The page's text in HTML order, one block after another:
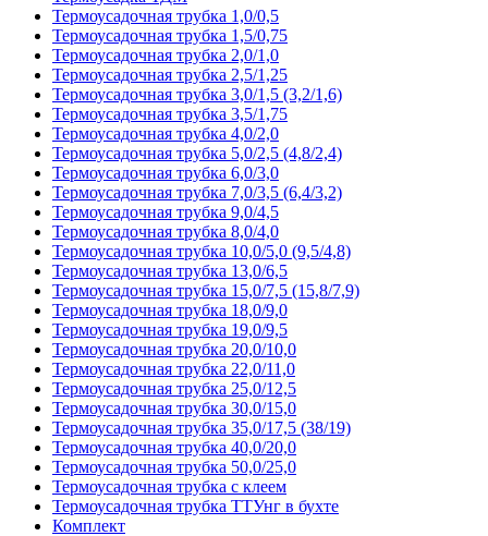
Термоусадочная трубка 1,0/0,5
Термоусадочная трубка 1,5/0,75
Термоусадочная трубка 2,0/1,0
Термоусадочная трубка 2,5/1,25
Термоусадочная трубка 3,0/1,5 (3,2/1,6)
Термоусадочная трубка 3,5/1,75
Термоусадочная трубка 4,0/2,0
Термоусадочная трубка 5,0/2,5 (4,8/2,4)
Термоусадочная трубка 6,0/3,0
Термоусадочная трубка 7,0/3,5 (6,4/3,2)
Термоусадочная трубка 9,0/4,5
Термоусадочная трубка 8,0/4,0
Термоусадочная трубка 10,0/5,0 (9,5/4,8)
Термоусадочная трубка 13,0/6,5
Термоусадочная трубка 15,0/7,5 (15,8/7,9)
Термоусадочная трубка 18,0/9,0
Термоусадочная трубка 19,0/9,5
Термоусадочная трубка 20,0/10,0
Термоусадочная трубка 22,0/11,0
Термоусадочная трубка 25,0/12,5
Термоусадочная трубка 30,0/15,0
Термоусадочная трубка 35,0/17,5 (38/19)
Термоусадочная трубка 40,0/20,0
Термоусадочная трубка 50,0/25,0
Термоусадочная трубка с клеем
Термоусадочная трубка ТТУнг в бухте
Комплект